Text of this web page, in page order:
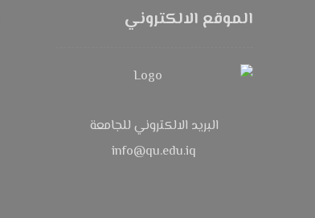
الموقع الالكتروني
البريد الالكتروني للجامعة
info@qu.edu.iq